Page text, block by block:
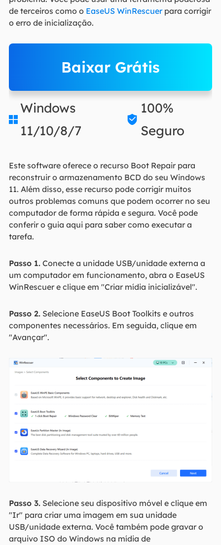
de terceiros como o EaseUS WinRescuerpara corrigir
o erro de inicialização.
Baixar Grátis

Windows
11/10/8/7

100%
Seguro
Este software oferece o recurso Boot Repair para
reconstruir o armazenamento BCD do seu Windows
11. Além disso, esse recurso pode corrigir muitos
outros problemas comuns que podem ocorrer no seu
computador de forma rápida e segura. Você pode
conferir o guia aqui para saber como executar a
tarefa.
Passo 1.Conecte a unidade USB/unidade externa a
um computador em funcionamento, abra o EaseUS
WinRescuer e clique em "Criar mídia inicializável".
Passo 2.Selecione EaseUS Boot Toolkits e outros
componentes necessários. Em seguida, clique em
"Avançar".
Passo 3.Selecione seu dispositivo móvel e clique em
"Ir" para criar uma imagem em sua unidade
USB/unidade externa. Você também pode gravar o
arquivo ISO do Windows na mídia de